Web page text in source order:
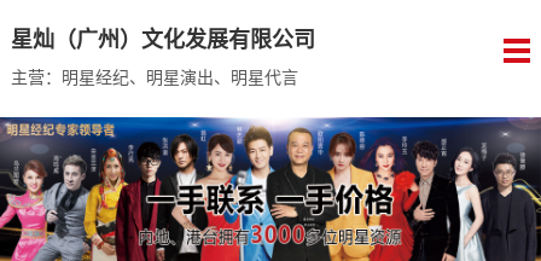
星灿（广州）文化发展有限公司
主营：明星经纪、明星演出、明星代言